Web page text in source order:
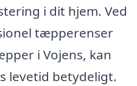
i dit hjem. Ved
tæpperenser
i Vojens, kan
levetid betydeligt.